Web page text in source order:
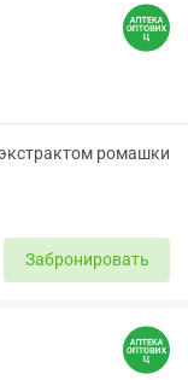
ромашки
Забронировать